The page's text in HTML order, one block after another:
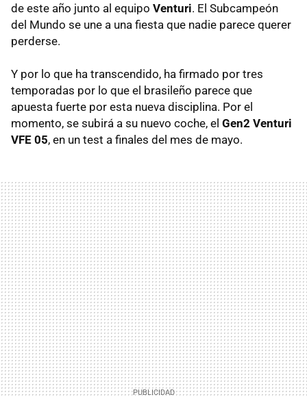
de este año junto al equipo Venturi. El Subcampeón
del Mundo se une a una fiesta que nadie parece querer
perderse.
Y por lo que ha transcendido, ha firmado por tres
temporadas por lo que el brasileño parece que
apuesta fuerte por esta nueva disciplina. Por el
momento, se subirá a su nuevo coche, el Gen2 Venturi
VFE 05, en un test a finales del mes de mayo.